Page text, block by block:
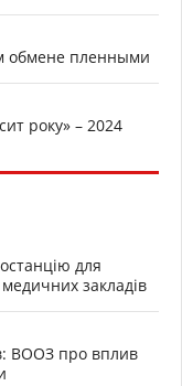
обмене пленными
року» – 2024
для
закладів
ВООЗ про вплив